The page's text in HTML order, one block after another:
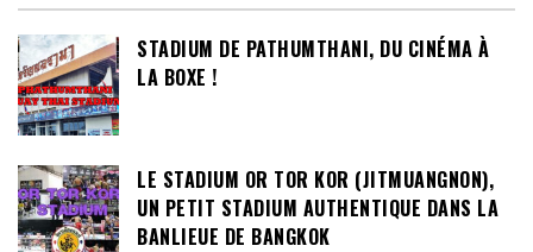
STADIUM DE PATHUMTHANI, DU CINÉMA À
LA BOXE !
LE STADIUM OR TOR KOR (JITMUANGNON),
UN PETIT STADIUM AUTHENTIQUE DANS LA
BANLIEUE DE BANGKOK